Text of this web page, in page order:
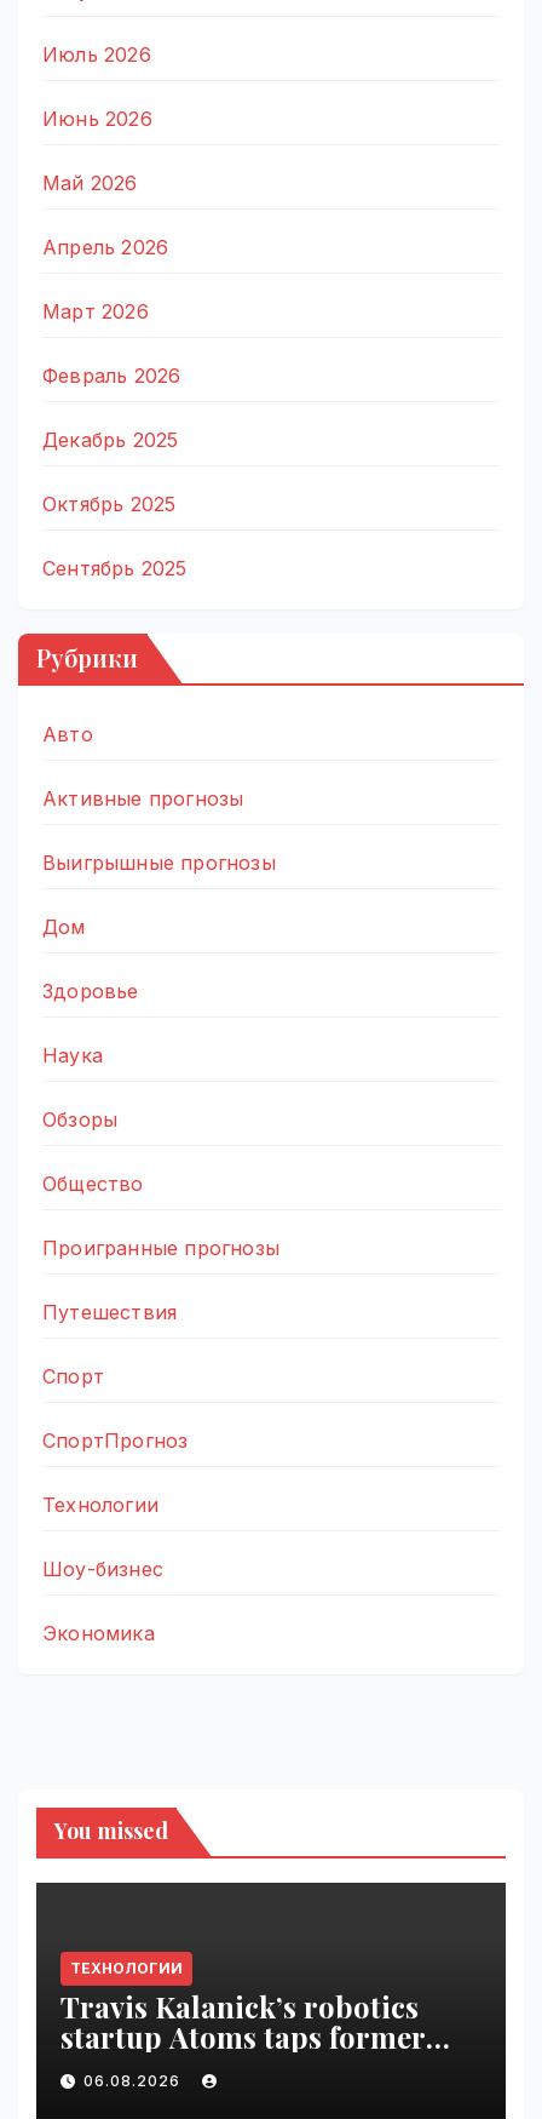
Июль 2026
Июнь 2026
Май 2026
Апрель 2026
Март 2026
Февраль 2026
Декабрь 2025
Октябрь 2025
Сентябрь 2025
Рубрики
Авто
Активные прогнозы
Выигрышные прогнозы
Дом
Здоровье
Наука
Обзоры
Общество
Проигранные прогнозы
Путешествия
Спорт
СпортПрогноз
Технологии
Шоу-бизнес
Экономика
You missed
ТЕХНОЛОГИИ
Travis Kalanick’s robotics
startup Atoms taps former
Uber finance chief as CFO |
VseTime.ru
06.08.2026